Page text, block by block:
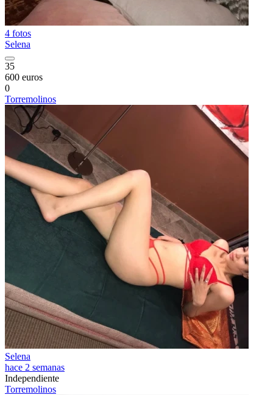
4 fotos
Selena
35
600 euros
0
Torremolinos
Selena
hace 2 semanas
Independiente
Torremolinos